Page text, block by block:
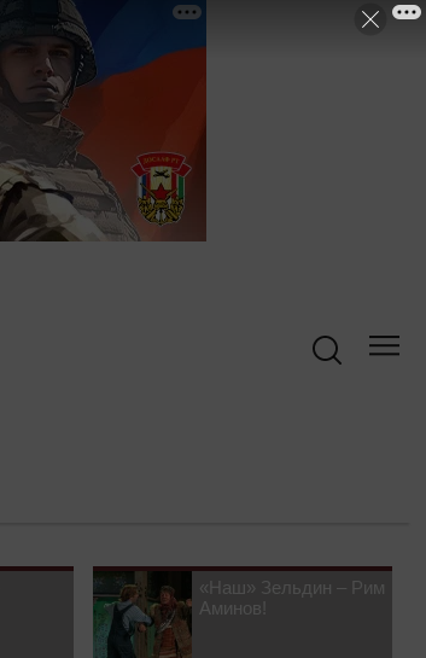
«Наш» Зельдин – Рим
Аминов!